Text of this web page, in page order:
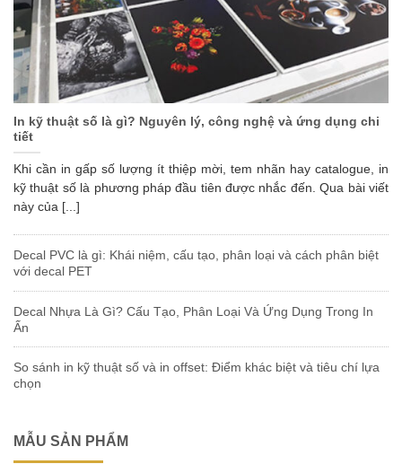
In kỹ thuật số là gì? Nguyên lý, công nghệ và ứng dụng chi
tiết
Khi cần in gấp số lượng ít thiệp mời, tem nhãn hay catalogue, in
kỹ thuật số là phương pháp đầu tiên được nhắc đến. Qua bài viết
này của [...]
Decal PVC là gì: Khái niệm, cấu tạo, phân loại và cách phân biệt
với decal PET
Decal Nhựa Là Gì? Cấu Tạo, Phân Loại Và Ứng Dụng Trong In
Ấn
So sánh in kỹ thuật số và in offset: Điểm khác biệt và tiêu chí lựa
chọn
MẪU SẢN PHẨM